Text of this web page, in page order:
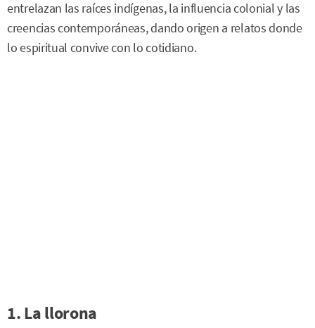
entrelazan las raíces indígenas, la influencia colonial y las
creencias contemporáneas, dando origen a relatos donde
lo espiritual convive con lo cotidiano.
1. La llorona